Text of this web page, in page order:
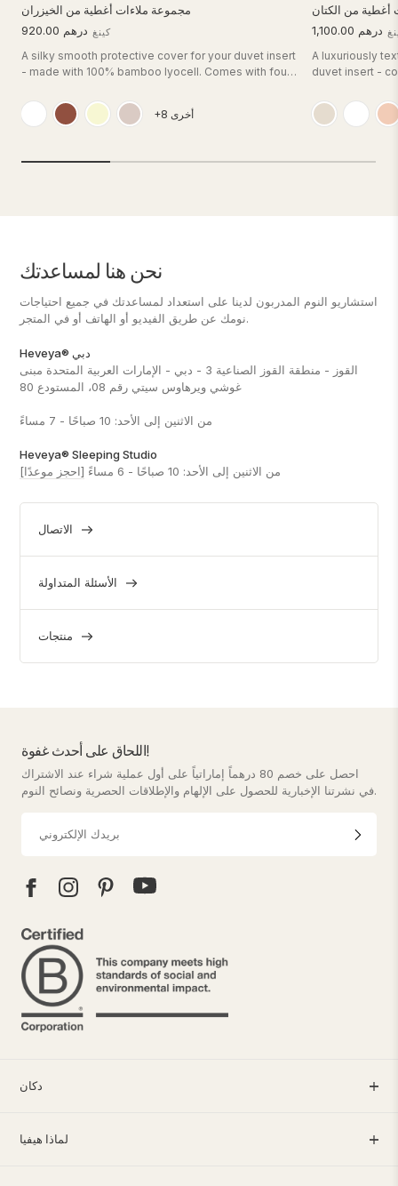
مجموعة ملاءات أغطية من الخيزران
درهم 920.00 كينغ
A silky smooth protective cover for your duvet insert
- made with 100% bamboo lyocell. Comes with four
from sliding around. <br><br> <strong>Each set
includes:</strong> <i>1 duvet sheet and 2 pillow
+8 أخرى
أغطية من الكتان
درهم 1,100.00
A luxuriously
duvet insert -
sliding around!
and European
نحن هنا لمساعدتك
استشاريو النوم المدربون لدينا على استعداد لمساعدتك في جميع احتياجات
نومك عن طريق الفيديو أو الهاتف أو في المتجر.
Heveya® دبي
القوز - منطقة القوز الصناعية 3 - دبي - الإمارات العربية المتحدة مبنى
غوشي ويرهاوس سيتي رقم 08، المستودع 80
من الاثنين إلى الأحد: 10 صباحًا - 7 مساءً
Heveya® Sleeping Studio
من الاثنين إلى الأحد: 10 صباحًا - 6 مساءً
[احجز موعدًا]
الاتصال
الأسئلة المتداولة
منتجات
اللحاق على أحدث غفوة!
احصل على خصم 80 درهماً إماراتياً على أول عملية شراء عند الاشتراك
في نشرتنا الإخبارية للحصول على الإلهام والإطلاقات الحصرية ونصائح النوم.
دكان
لماذا هيفيا